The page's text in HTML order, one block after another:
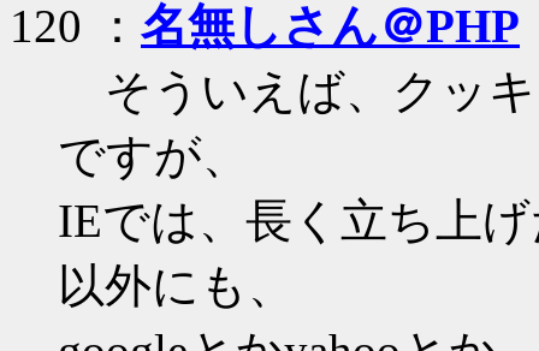
120 ： 名無しさん＠PHP
そういえば、クッ
ですが、
IEでは、長く立ち上
以外にも、